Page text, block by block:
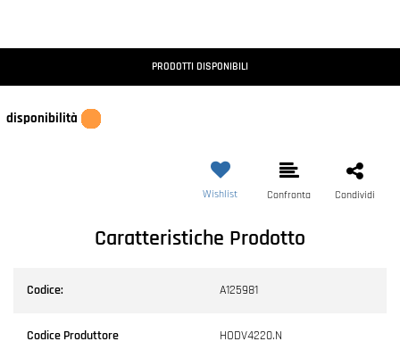
PRODOTTI DISPONIBILI
disponibilità
Wishlist Confronta Condividi
Caratteristiche Prodotto
Codice: A125981
Codice Produttore HODV4220.N